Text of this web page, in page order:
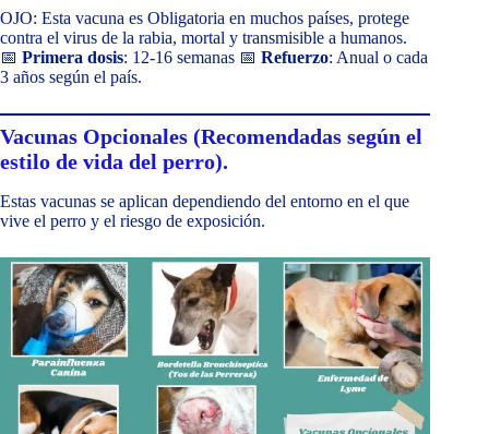
OJO: Esta vacuna es Obligatoria en muchos países, protege
contra el virus de la rabia, mortal y transmisible a humanos.
📅 Primera dosis: 12-16 semanas 📅 Refuerzo: Anual o cada
3 años según el país.
Vacunas Opcionales (Recomendadas según el
estilo de vida del perro).
Estas vacunas se aplican dependiendo del entorno en el que
vive el perro y el riesgo de exposición.